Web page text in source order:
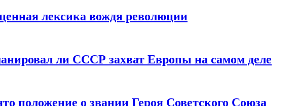
лексика вождя революции
ли СССР захват Европы на самом деле
положение о звании Героя Советского Союза